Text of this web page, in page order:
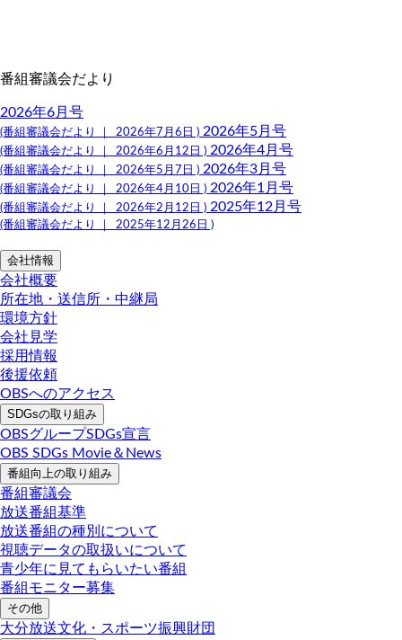
番組審議会だより
2026年6月号
(番組審議会だより ｜ 2026年7月6日 ) 2026年5月号
(番組審議会だより ｜ 2026年6月12日 ) 2026年4月号
(番組審議会だより ｜ 2026年5月7日 ) 2026年3月号
(番組審議会だより ｜ 2026年4月10日 ) 2026年1月号
(番組審議会だより ｜ 2026年2月12日 ) 2025年12月号
(番組審議会だより ｜ 2025年12月26日 )
会社情報
会社概要
所在地・送信所・中継局
環境方針
会社見学
採用情報
後援依頼
OBSへのアクセス
SDGsの取り組み
OBSグループSDGs宣言
OBS SDGs Movie＆News
番組向上の取り組み
番組審議会
放送番組基準
放送番組の種別について
視聴データの取扱いについて
青少年に見てもらいたい番組
番組モニター募集
その他
大分放送文化・スポーツ振興財団